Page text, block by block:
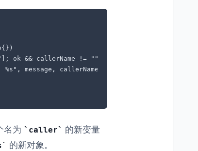
ok && callerName != "" {
message, callerName)
名为 caller
的新变量
的新对象。